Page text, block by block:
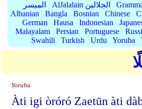
الميسر
AlJalalain الجلالين
Albanian
Bangla Bosnian Chinese
German
Hausa Indonesian
Malayalam
Persian Portuguese
Swahili
Turkish Urdu Yoruba
Yoruba
Àti igi òróró Zaetūn àti